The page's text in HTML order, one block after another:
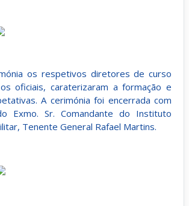
os respetivos diretores de curso
oficiais, caraterizaram a formação e
A cerimónia foi encerrada com
Exmo. Sr. Comandante do Instituto
Tenente General Rafael Martins.